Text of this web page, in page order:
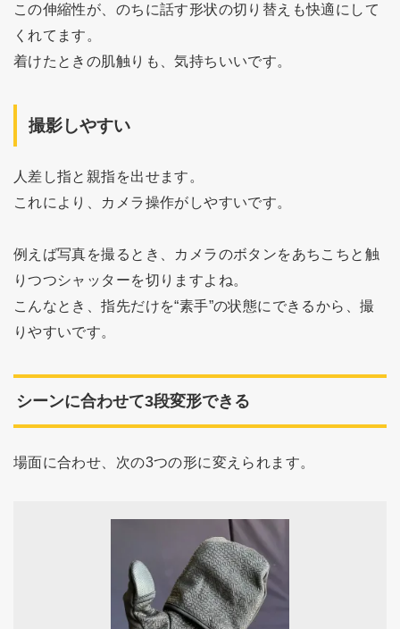
この伸縮性が、のちに話す形状の切り替えも快適にして
くれてます。
着けたときの肌触りも、気持ちいいです。
撮影しやすい
人差し指と親指を出せます。
これにより、カメラ操作がしやすいです。
例えば写真を撮るとき、カメラのボタンをあちこちと触
りつつシャッターを切りますよね。
こんなとき、指先だけを“素手”の状態にできるから、撮
りやすいです。
シーンに合わせて3段変形できる
場面に合わせ、次の3つの形に変えられます。